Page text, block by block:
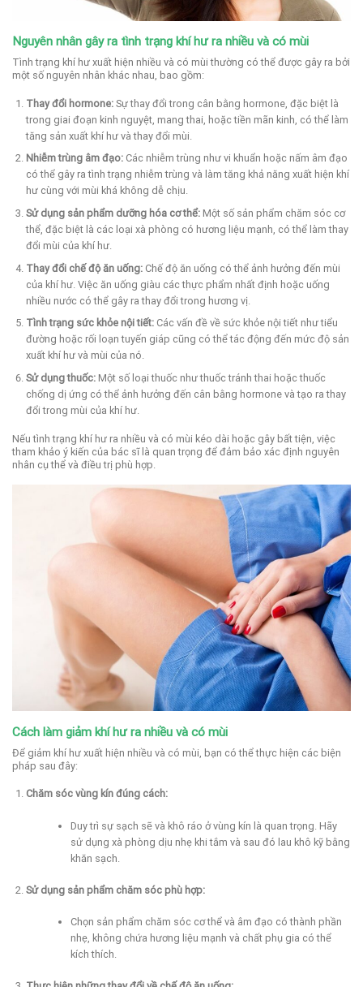
Nguyên nhân gây ra tình trạng khí hư ra nhiều và có mùi
Tình trạng khí hư xuất hiện nhiều và có mùi thường có thể được gây ra bởi
một số nguyên nhân khác nhau, bao gồm:
Thay đổi hormone:Sự thay đổi trong cân bằng hormone, đặc biệt là
trong giai đoạn kinh nguyệt, mang thai, hoặc tiền mãn kinh, có thể làm
tăng sản xuất khí hư và thay đổi mùi.
Nhiễm trùng âm đạo:Các nhiễm trùng như vi khuẩn hoặc nấm âm đạo
có thể gây ra tình trạng nhiễm trùng và làm tăng khả năng xuất hiện khí
hư cùng với mùi khá không dễ chịu.
Sử dụng sản phẩm dưỡng hóa cơ thể:Một số sản phẩm chăm sóc cơ
thể, đặc biệt là các loại xà phòng có hương liệu mạnh, có thể làm thay
đổi mùi của khí hư.
Thay đổi chế độ ăn uống:Chế độ ăn uống có thể ảnh hưởng đến mùi
của khí hư. Việc ăn uống giàu các thực phẩm nhất định hoặc uống
nhiều nước có thể gây ra thay đổi trong hương vị.
Tình trạng sức khỏe nội tiết:Các vấn đề về sức khỏe nội tiết như tiểu
đường hoặc rối loạn tuyến giáp cũng có thể tác động đến mức độ sản
xuất khí hư và mùi của nó.
Sử dụng thuốc:Một số loại thuốc như thuốc tránh thai hoặc thuốc
chống dị ứng có thể ảnh hưởng đến cân bằng hormone và tạo ra thay
đổi trong mùi của khí hư.
Nếu tình trạng khí hư ra nhiều và có mùi kéo dài hoặc gây bất tiện, việc
tham khảo ý kiến của bác sĩ là quan trọng để đảm bảo xác định nguyên
nhân cụ thể và điều trị phù hợp.
Cách làm giảm khí hư ra nhiều và có mùi
Để giảm khí hư xuất hiện nhiều và có mùi, bạn có thể thực hiện các biện
pháp sau đây:
Chăm sóc vùng kín đúng cách:
Duy trì sự sạch sẽ và khô ráo ở vùng kín là quan trọng. Hãy
sử dụng xà phòng dịu nhẹ khi tắm và sau đó lau khô kỹ bằng
khăn sạch.
Sử dụng sản phẩm chăm sóc phù hợp:
Chọn sản phẩm chăm sóc cơ thể và âm đạo có thành phần
nhẹ, không chứa hương liệu mạnh và chất phụ gia có thể
kích thích.